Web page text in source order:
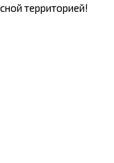
территорией!